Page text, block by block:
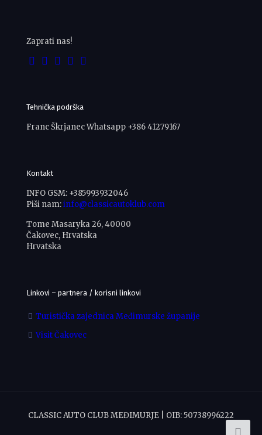
Zaprati nas!
Tehnička podrška
Franc Škrjanec Whatsapp +386 41279167
Kontakt
INFO GSM: +385993932046
Piši nam:info@classicautoklub.com
Tome Masaryka 26, 40000
Čakovec, Hrvatska
Hrvatska
Linkovi – partnera / korisni linkovi
Turistička zajednica Međimurske županije
Visit Čakovec
CLASSIC AUTO CLUB MEĐIMURJE | OIB: 50738996222